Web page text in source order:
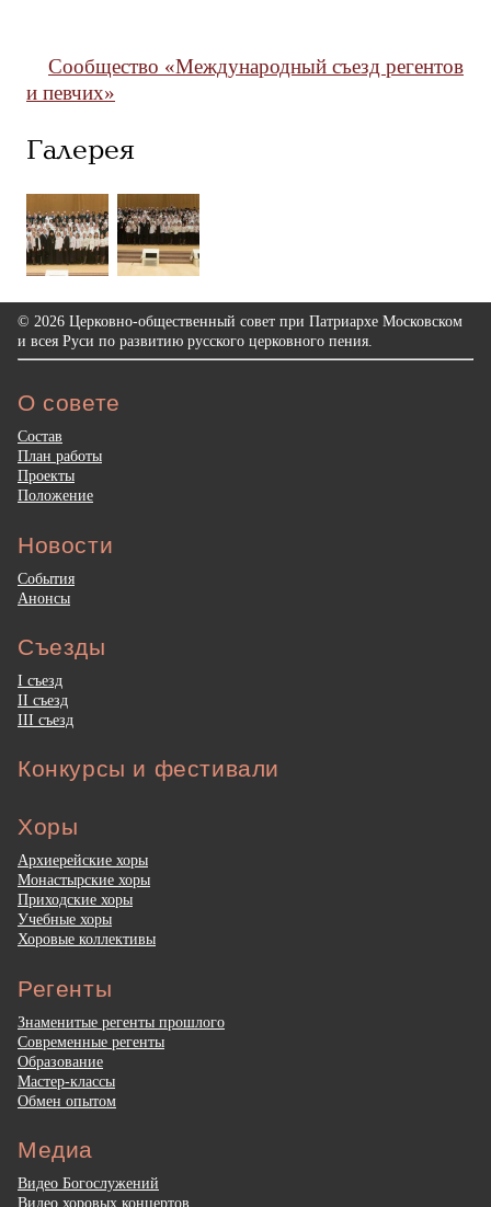
Сообщество «Международный съезд регентов
и певчих»
Галерея
© 2026 Церковно-общественный совет при Патриархе Московском
и всея Руси по развитию русского церковного пения.
О совете
Состав
План работы
Проекты
Положение
Новости
События
Анонсы
Съезды
I съезд
II съезд
III съезд
Конкурсы и фестивали
Хоры
Архиерейские хоры
Монастырские хоры
Приходские хоры
Учебные хоры
Хоровые коллективы
Регенты
Знаменитые регенты прошлого
Современные регенты
Образование
Мастер-классы
Обмен опытом
Медиа
Видео Богослужений
Видео хоровых концертов